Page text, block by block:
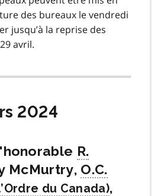
des bureaux le vendredi
jusqu’à la reprise des
avril.
2024
R.
McMurtry, O.C.
,